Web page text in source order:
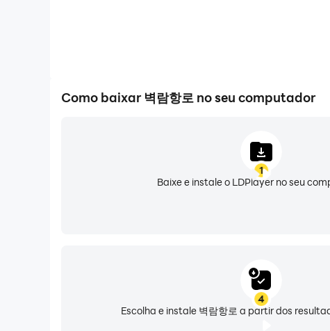
Como baixar 벽람항로 no seu computador
1
Baixe e instale o LDPlayer no seu
4
Escolha e instale 벽람항로 a partir dos